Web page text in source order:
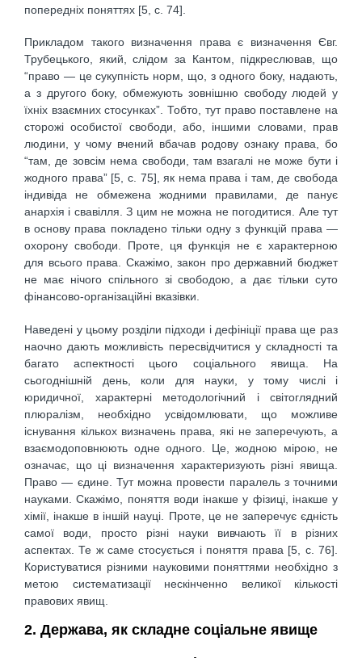
попередніх поняттях [5, с. 74].
Прикладом такого визначення права є визначення Євг.
Трубецького, який, слідом за Кантом, підкреслював, що
“право — це сукупність норм, що, з одного боку, надають,
а з другого боку, обмежують зовнішню свободу людей у
їхніх взаємних стосунках”. Тобто, тут право поставлене на
сторожі особистої свободи, або, іншими словами, прав
людини, у чому вчений вбачав родову ознаку права, бо
“там, де зовсім нема свободи, там взагалі не може бути і
жодного права” [5, с. 75], як нема права і там, де свобода
індивіда не обмежена жодними правилами, де панує
анархія і свавілля. З цим не можна не погодитися. Але тут
в основу права покладено тільки одну з функцій права —
охорону свободи. Проте, ця функція не є характерною
для всього права. Скажімо, закон про державний бюджет
не має нічого спільного зі свободою, а дає тільки суто
фінансово-організаційні вказівки.
Наведені у цьому розділи підходи і дефініції права ще раз
наочно дають можливість пересвідчитися у складності та
багато аспектності цього соціального явища. На
сьогоднішній день, коли для науки, у тому числі і
юридичної, характерні методологічний і світоглядний
плюралізм, необхідно усвідомлювати, що можливе
існування кількох визначень права, які не заперечують, а
взаємодоповнюють одне одного. Це, жодною мірою, не
означає, що ці визначення характеризують різні явища.
Право — єдине. Тут можна провести паралель з точними
науками. Скажімо, поняття води інакше у фізиці, інакше у
хімії, інакше в іншій науці. Проте, це не заперечує єдність
самої води, просто різні науки вивчають її в різних
аспектах. Те ж саме стосується і поняття права [5, с. 76].
Користуватися різними науковими поняттями необхідно з
метою систематизації нескінченно великої кількості
правових явищ.
2. Держава, як складне соціальне явище